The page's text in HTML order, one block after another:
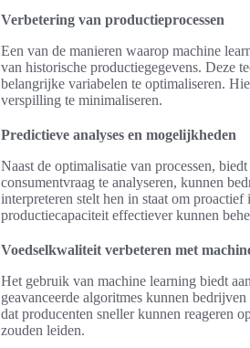
Verbetering van productieprocessen
Een van de manieren waarop machine
van historische productiegegevens. Deze
belangrijke variabelen te optimaliseren.
verspilling te minimaliseren.
Predictieve analyses en mogelijkheden
Naast de optimalisatie van processen,
consumentvraag te analyseren, kunnen
interpreteren stelt hen in staat om
productiecapaciteit effectiever kunnen
Voedselkwaliteit verbeteren met
Het gebruik van machine learning biedt
geavanceerde algoritmes kunnen
dat producenten sneller kunnen reageren
zouden leiden.